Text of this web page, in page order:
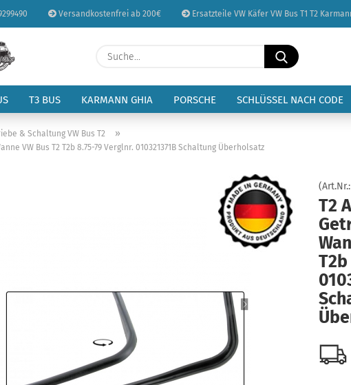
Versandkostenfrei ab 200€ Ersatzteile VW Käfer VW Bus T1 T2
Sprache auswählen
Lieferland
Konto erstellen
Passwort
Suche...
T3 BUS KARMANN GHIA PORSCHE SCHLÜSSEL NACH CODE
& Schaltung VW Bus T2 »
VW Bus T2 T2b 8.75-79 Verglnr. 010321371B Schaltung Überholsatz
(Art.Nr.:
T2